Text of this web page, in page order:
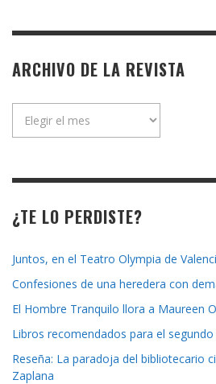
ARCHIVO DE LA REVISTA
¿TE LO PERDISTE?
Juntos, en el Teatro Olympia de
Confesiones de una heredera con
El Hombre Tranquilo llora a Maureen
Libros recomendados para el
Reseña: La paradoja del bibliotecario
Zaplana